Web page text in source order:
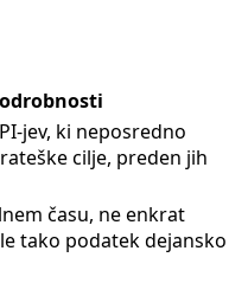
jev, ki neposredno
cilje, preden jih
času, ne enkrat
tako podatek dejansko